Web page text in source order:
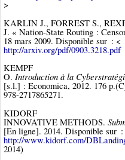
>
KARLIN J., FORREST S.,
J. « Nation-State Routing :
18 mars 2009. Disponible sur : <
http://arxiv.org/pdf/0903.3218.pdf
KEMPF
O. Introduction à la
[s.l.] : Economica, 2012. 176
978-2717865271.
KIDORF
INNOVATIVE METHODS.
[En ligne]. 2014. Disponible sur :
http://www.kidorf.com/
2014)